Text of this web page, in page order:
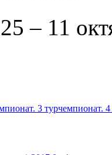
– 11
3 турчемпионат. 4